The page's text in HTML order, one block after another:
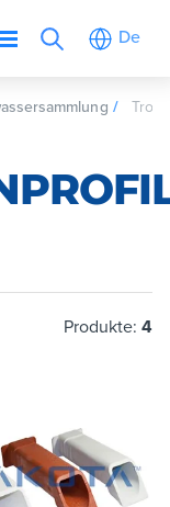
De
Produkte: 4